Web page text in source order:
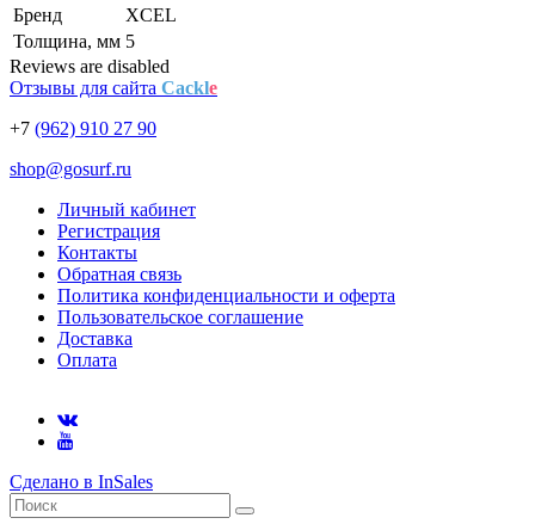
Бренд
XCEL
Толщина, мм 5
Reviews are disabled
Отзывы для сайта Cackle
+7 (962) 910 27 90
shop@gosurf.ru
Личный кабинет
Регистрация
Контакты
Обратная связь
Политика конфиденциальности и оферта
Пользовательское соглашение
Доставка
Оплата
Сделано в InSales